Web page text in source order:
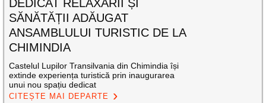
DEDICAT RELAXĂRII ȘI
SĂNĂTĂȚII ADĂUGAT
ANSAMBLULUI TURISTIC DE LA
CHIMINDIA
Castelul Lupilor Transilvania din Chimindia își
extinde experiența turistică prin inaugurarea
unui nou spațiu dedicat
CITEȘTE MAI DEPARTE